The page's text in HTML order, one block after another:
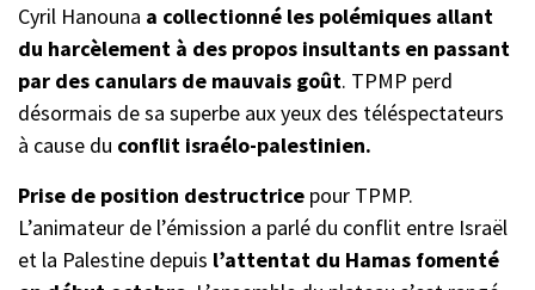
Cyril Hanouna a collectionné les polémiques allant
du harcèlement à des propos insultants en passant
par des canulars de mauvais goût. TPMP perd
désormais de sa superbe aux yeux des téléspectateurs
à cause du conflit israélo-palestinien.
Prise de position destructrice pour TPMP.
L’animateur de l’émission a parlé du conflit entre Israël
et la Palestine depuis l’attentat du Hamas fomenté